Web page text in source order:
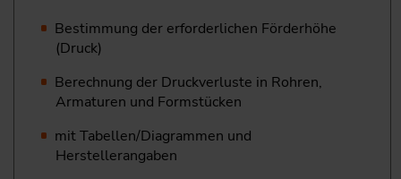
Bestimmung der erforderlichen Förderhöhe
(Druck)
Berechnung der Druckverluste in Rohren,
Armaturen und Formstücken
mit Tabellen/Diagrammen und
Herstellerangaben